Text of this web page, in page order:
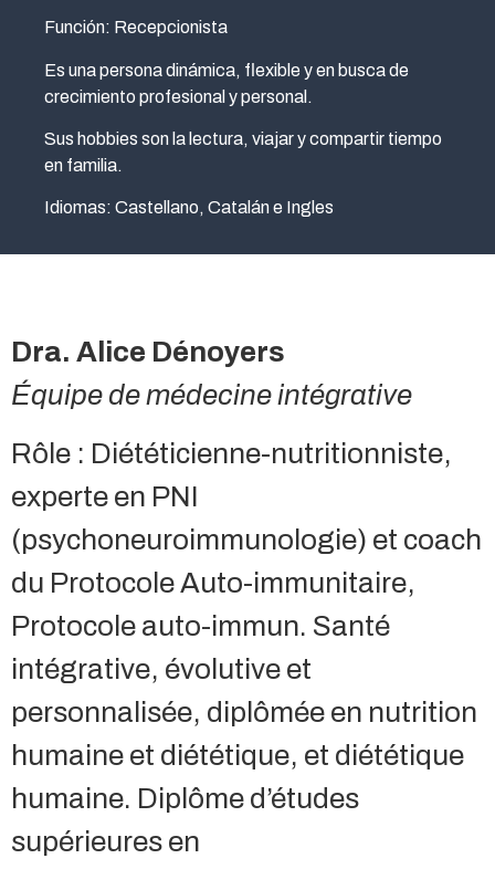
Función: Recepcionista
Es una persona dinámica, flexible y en busca de
crecimiento profesional y personal.
Sus hobbies son la lectura, viajar y compartir tiempo
en familia.
Idiomas: Castellano, Catalán e Ingles
Dra. Alice Dénoyers
Équipe de médecine intégrative
Rôle : Diététicienne-nutritionniste,
experte en PNI
(psychoneuroimmunologie) et coach
du Protocole Auto-immunitaire,
Protocole auto-immun. Santé
intégrative, évolutive et
personnalisée, diplômée en nutrition
humaine et diététique, et diététique
humaine. Diplôme d’études
supérieures en